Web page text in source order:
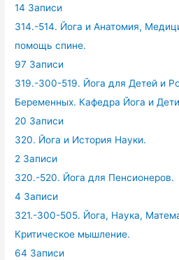
14 Записи
314.-514. Йога и Анатомия,
помощь спине.
97 Записи
319.-300-519. Йога для Детей и
Беременных. Кафедра Йога и
20 Записи
320. Йога и История Науки.
2 Записи
320.-520. Йога для Пенсионеров.
4 Записи
321.-300-505. Йога, Наука,
Критическое мышление.
64 Записи